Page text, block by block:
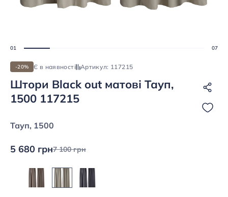
-20% Є в наявності Артикул: 117215
Штори Black out матові Тауп,
1500 117215
Тауп, 1500
5 680 грн7 100 грн